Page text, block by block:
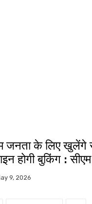
जनता के लिए खुलेंगे
होगी बुकिंग :
9, 2026